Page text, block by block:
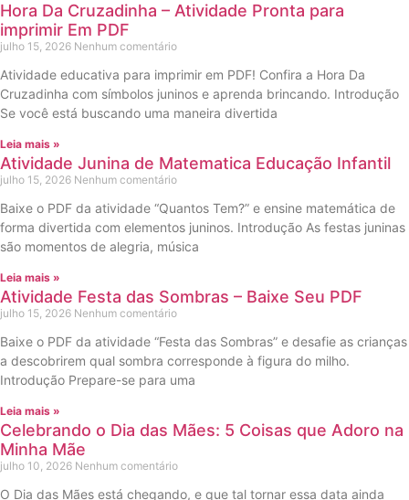
Hora Da Cruzadinha – Atividade Pronta para
imprimir Em PDF
julho 15, 2026 Nenhum comentário
Atividade educativa para imprimir em PDF! Confira a Hora Da
Cruzadinha com símbolos juninos e aprenda brincando. Introdução
Se você está buscando uma maneira divertida
Leia mais »
Atividade Junina de Matematica Educação Infantil
julho 15, 2026 Nenhum comentário
Baixe o PDF da atividade “Quantos Tem?” e ensine matemática de
forma divertida com elementos juninos. Introdução As festas juninas
são momentos de alegria, música
Leia mais »
Atividade Festa das Sombras – Baixe Seu PDF
julho 15, 2026 Nenhum comentário
Baixe o PDF da atividade “Festa das Sombras” e desafie as crianças
a descobrirem qual sombra corresponde à figura do milho.
Introdução Prepare-se para uma
Leia mais »
Celebrando o Dia das Mães: 5 Coisas que Adoro na
Minha Mãe
julho 10, 2026 Nenhum comentário
O Dia das Mães está chegando, e que tal tornar essa data ainda